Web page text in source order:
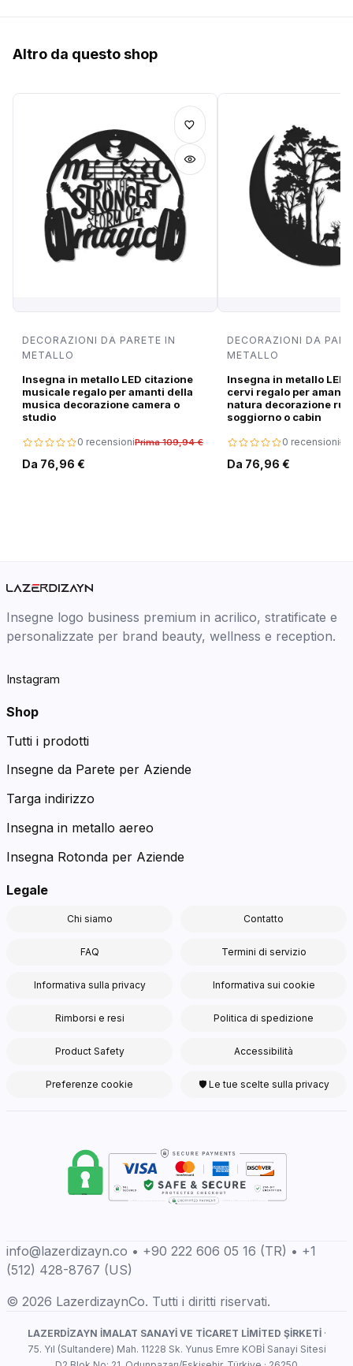
Altro da questo shop
DECORAZIONI DA PARETE IN
METALLO
Insegna in metallo LED citazione
musicale regalo per amanti della
musica decorazione camera o
studio
0 recensioniPrima 109,94 €
Da 76,96 €
DECORAZIONI DA
METALLO
Insegna in metallo LED
cervi regalo per amanti
natura decorazione
soggiorno o cabin
0 recensioni
Da 76,96 €
Insegne logo business premium in acrilico, stratificate e
personalizzate per brand beauty, wellness e reception.
Instagram
Shop
Tutti i prodotti
Insegne da Parete per Aziende
Targa indirizzo
Insegna in metallo aereo
Insegna Rotonda per Aziende
Legale
Chi siamo Contatto
FAQ Termini di servizio
Informativa sulla privacy Informativa sui cookie
Rimborsi e resi Politica di spedizione
Product Safety Accessibilità
Preferenze cookie 🛡 Le tue scelte sulla privacy
info@lazerdizayn.co • +90 222 606 05 16 (TR) • +1
(512) 428-8767 (US)
© 2026 LazerdizaynCo. Tutti i diritti riservati.
LAZERDİZAYN İMALAT SANAYİ VE TİCARET LİMİTED ŞİRKETİ·
75. Yıl (Sultandere) Mah. 11228 Sk. Yunus Emre KOBİ Sanayi Sitesi